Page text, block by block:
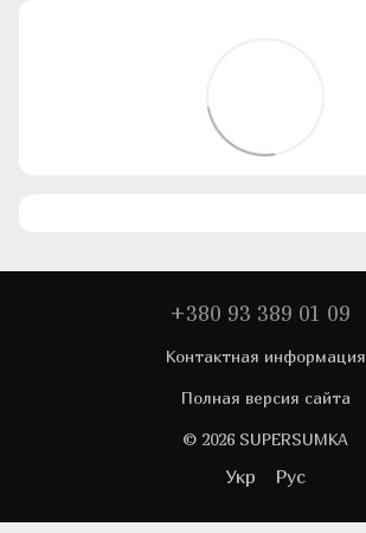
+380 93 389 01 09
Контактная информация
Полная версия сайта
© 2026 SUPERSUMKA
Укр Рус